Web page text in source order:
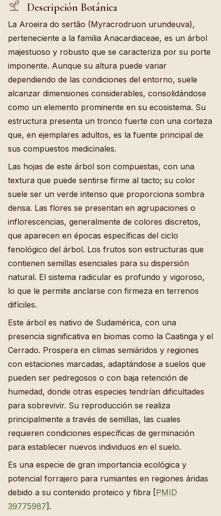
Descripción Botánica
La Aroeira do sertão (Myracrodruon urundeuva),
perteneciente a la familia Anacardiaceae, es un árbol
majestuoso y robusto que se caracteriza por su porte
imponente. Aunque su altura puede variar
dependiendo de las condiciones del entorno, suele
alcanzar dimensiones considerables, consolidándose
como un elemento prominente en su ecosistema. Su
estructura presenta un tronco fuerte con una corteza
que, en ejemplares adultos, es la fuente principal de
sus compuestos medicinales.
Las hojas de este árbol son compuestas, con una
textura que puede sentirse firme al tacto; su color
suele ser un verde intenso que proporciona sombra
densa. Las flores se presentan en agrupaciones o
inflorescencias, generalmente de colores discretos,
que aparecen en épocas específicas del ciclo
fenológico del árbol. Los frutos son estructuras que
contienen semillas esenciales para su dispersión
natural. El sistema radicular es profundo y vigoroso,
lo que le permite anclarse con firmeza en terrenos
difíciles.
Este árbol es nativo de Sudamérica, con una
presencia significativa en biomas como la Caatinga y el
Cerrado. Prospera en climas semiáridos y regiones
con estaciones marcadas, adaptándose a suelos que
pueden ser pedregosos o con baja retención de
humedad, donde otras especies tendrían dificultades
para sobrevivir. Su reproducción se realiza
principalmente a través de semillas, las cuales
requieren condiciones específicas de germinación
para establecer nuevos individuos en el suelo.
Es una especie de gran importancia ecológica y
potencial forrajero para rumiantes en regiones áridas
debido a su contenido proteico y fibra [PMID
39775987].